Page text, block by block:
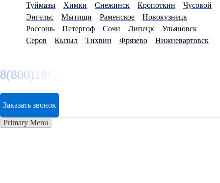
Туймазы Химки Снежинск Кропоткин
Чусовой
Энгельс
Мытищи Раменское
Новокузнецк
Россошь
Петергоф Сочи Липецк
Ульяновск
Серов
Кызыл Тихвин Фрязево Нижневартовск
8(800)1862102
Заказать звонок
Primary Menu